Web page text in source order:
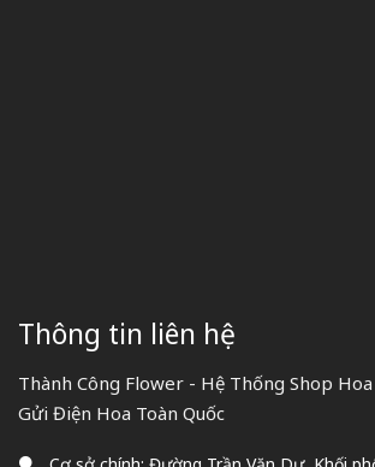
Thông tin liên hệ
Thành Công Flower - Hệ Thống Shop
Gửi Điện Hoa Toàn Quốc